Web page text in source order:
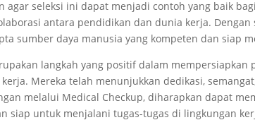
agar seleksi ini dapat menjadi contoh yang baik
antara pendidikan dan dunia kerja.
sumber daya manusia yang kompeten dan siap
langkah yang positif dalam mempersiapkan
Mereka telah menunjukkan dedikasi,
melalui Medical Checkup, diharapkan dapat
siap untuk menjalani tugas-tugas di lingkungan